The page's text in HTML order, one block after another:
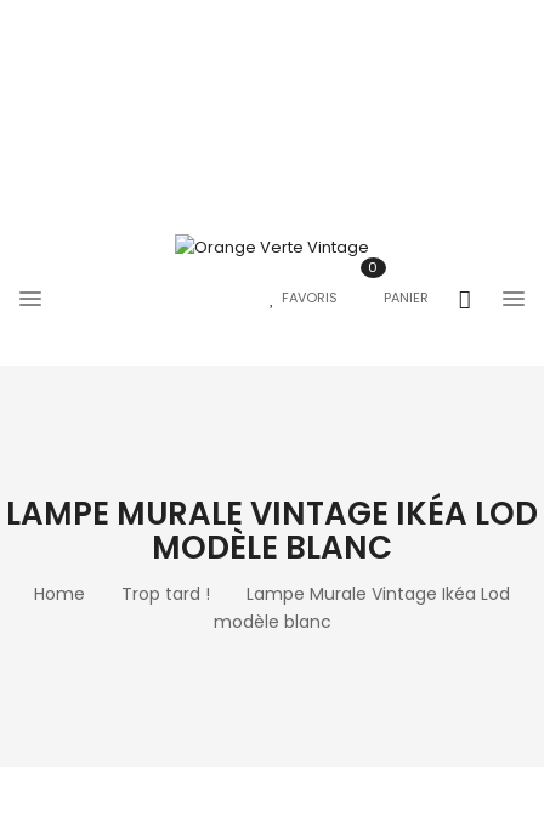
FAVORIS PANIER
0
LAMPE MURALE VINTAGE IKÉA LOD
MODÈLE BLANC
Home Trop tard !
Lampe Murale Vintage Ikéa Lod
modèle blanc